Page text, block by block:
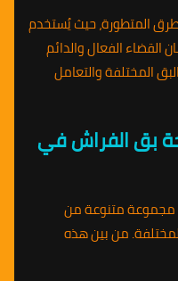
المتطورة، حيث يُستخدم
القضاء الفعال والدائم
المختلفة والتعامل
بق الفراش في
مجموعة متنوعة من
من بين هذه